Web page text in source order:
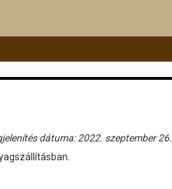
dátuma: 2022. szeptember 26.